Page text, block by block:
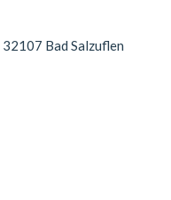
32107 Bad Salzuflen